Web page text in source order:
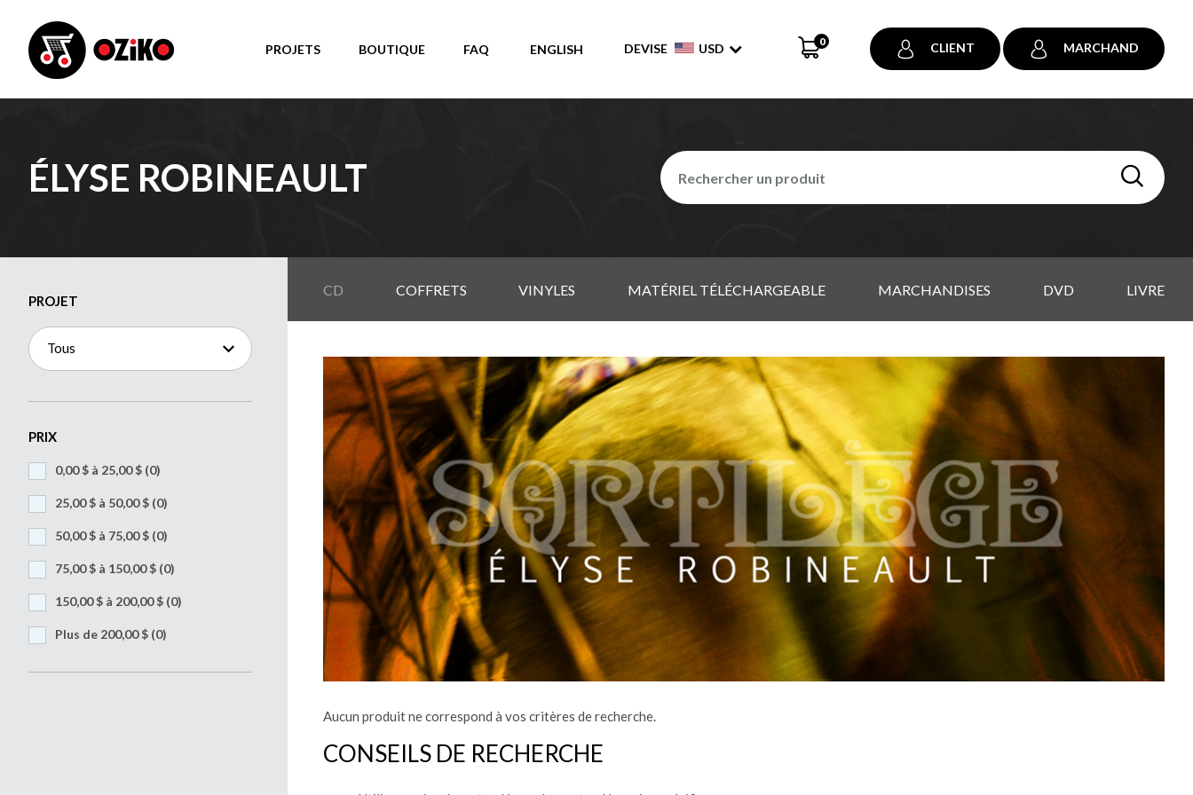
PROJETS BOUTIQUE FAQ ENGLISH DEVISE USD
0 CLIENT MARCHAND
ÉLYSE ROBINEAULT
PROJET
Tous
PRIX
0,00 $ à 25,00 $ (0)
25,00 $ à 50,00 $ (0)
50,00 $ à 75,00 $ (0)
75,00 $ à 150,00 $ (0)
150,00 $ à 200,00 $ (0)
Plus de 200,00 $ (0)
CD COFFRETS VINYLES MATÉRIEL TÉLÉCHARGEABLE MARCHANDISES DVD LIVRE
Aucun produit ne correspond à vos critères de recherche.
CONSEILS DE RECHERCHE